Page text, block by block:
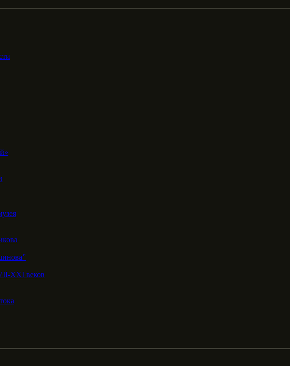
XXI веков